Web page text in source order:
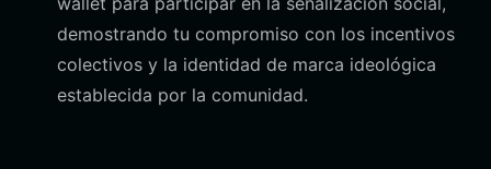
demostrando tu compromiso con los incentivos
colectivos y la identidad de marca ideológica
establecida por la comunidad.